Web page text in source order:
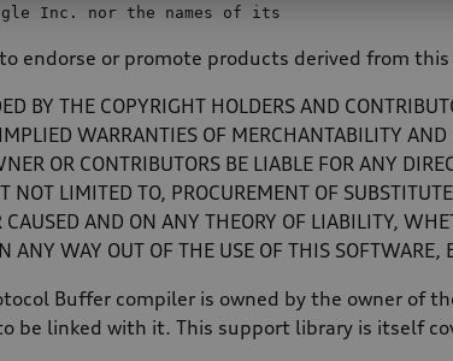
Inc. nor the names of its
endorse or promote products derived from
BY THE COPYRIGHT HOLDERS AND
WARRANTIES OF MERCHANTABILITY
OR CONTRIBUTORS BE LIABLE FOR ANY
LIMITED TO, PROCUREMENT OF
AND ON ANY THEORY OF LIABILITY,
ANY WAY OUT OF THE USE OF THIS
Buffer compiler is owned by the owner of
be linked with it. This support library is itself